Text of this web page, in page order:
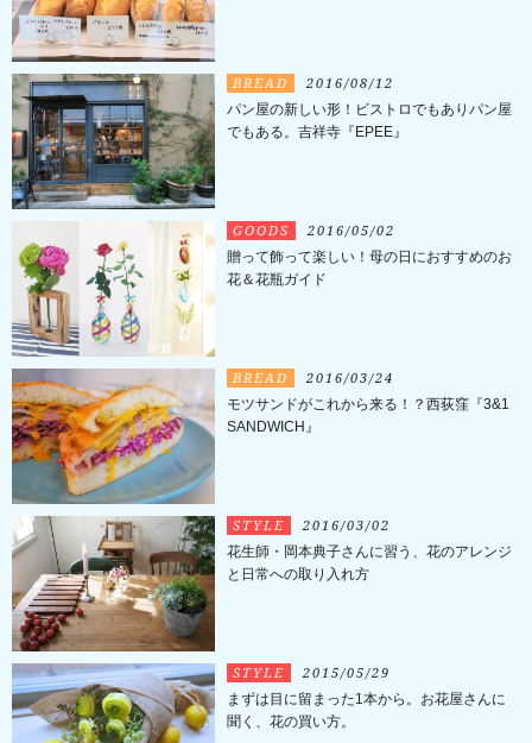
BREAD 2016/08/12
パン屋の新しい形！ビストロでもありパン屋
でもある。吉祥寺『EPEE』
GOODS 2016/05/02
贈って飾って楽しい！母の日におすすめのお
花＆花瓶ガイド
BREAD 2016/03/24
モツサンドがこれから来る！？西荻窪『3&1
SANDWICH』
STYLE 2016/03/02
花生師・岡本典子さんに習う、花のアレンジ
と日常への取り入れ方
STYLE 2015/05/29
まずは目に留まった1本から。お花屋さんに
聞く、花の買い方。